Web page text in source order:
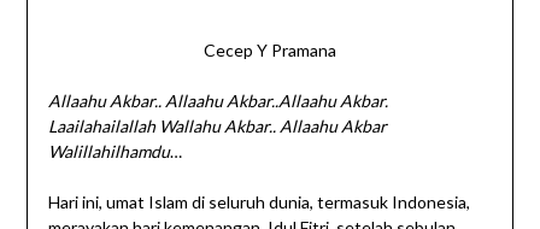
Cecep Y Pramana
Allaahu Akbar.. Allaahu Akbar..Allaahu Akbar.
Laailahailallah Wallahu Akbar.. Allaahu Akbar
Walillahilhamdu…
Hari ini, umat Islam di seluruh dunia, termasuk Indonesia,